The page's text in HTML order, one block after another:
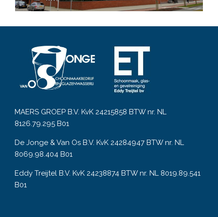
MAERS GROEP B.V. KvK 24215858 BTW nr. NL
8126.79.295 B01
De Jonge & Van Os B.V. KvK 24284947 BTW nr. NL
8069.98.404 B01
Eddy Treijtel B.V. KvK 24238874 BTW nr. NL 8019.89.541
B01